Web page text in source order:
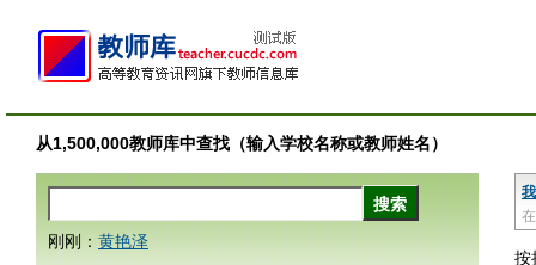
从1,500,000教师库中查找（输入学校名称或教师姓名）
按
刚刚： 黄艳泽